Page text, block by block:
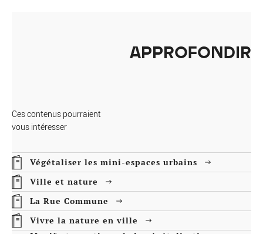
APPROFONDIR
Ces contenus pourraient
vous intéresser
Végétaliser les mini-espaces urbains
Ville et nature
La Rue Commune
Vivre la nature en ville